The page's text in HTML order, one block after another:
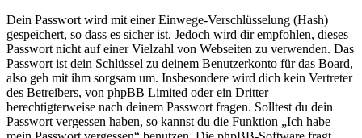
Dein Passwort wird mit einer Einwege-Verschlüsselung (Hash)
gespeichert, so dass es sicher ist. Jedoch wird dir empfohlen, dieses
Passwort nicht auf einer Vielzahl von Webseiten zu verwenden. Das
Passwort ist dein Schlüssel zu deinem Benutzerkonto für das Board,
also geh mit ihm sorgsam um. Insbesondere wird dich kein Vertreter
des Betreibers, von phpBB Limited oder ein Dritter
berechtigterweise nach deinem Passwort fragen. Solltest du dein
Passwort vergessen haben, so kannst du die Funktion „Ich habe